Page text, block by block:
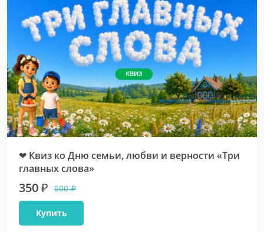
❤ Квиз ко Дню семьи, любви и верности «Три
главных слова»
350 ₽ 500 ₽
Купить